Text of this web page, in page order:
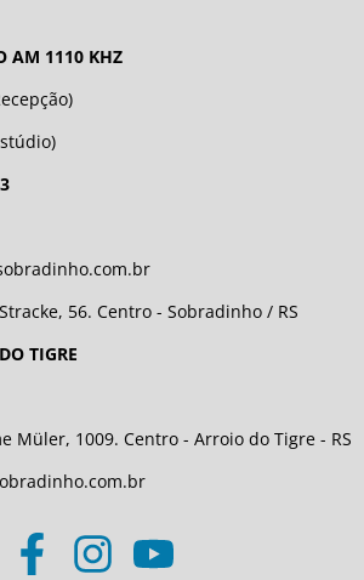
AM 1110 KHZ
56. Centro - Sobradinho / RS
TIGRE
Müler, 1009. Centro - Arroio do Tigre - RS